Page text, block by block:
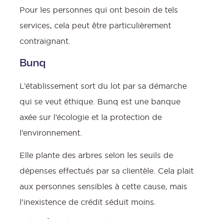
Pour les personnes qui ont besoin de tels
services, cela peut être particulièrement
contraignant.
Bunq
L’établissement sort du lot par sa démarche
qui se veut éthique. Bunq est une banque
axée sur l’écologie et la protection de
l’environnement.
Elle plante des arbres selon les seuils de
dépenses effectués par sa clientèle. Cela plait
aux personnes sensibles à cette cause, mais
l’inexistence de crédit séduit moins.